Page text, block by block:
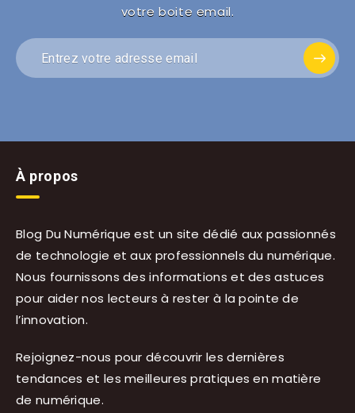
votre boite email.
À propos
Blog Du Numérique est un site dédié aux passionnés
de technologie et aux professionnels du numérique.
Nous fournissons des informations et des astuces
pour aider nos lecteurs à rester à la pointe de
l’innovation.
Rejoignez-nous pour découvrir les dernières
tendances et les meilleures pratiques en matière
de numérique.